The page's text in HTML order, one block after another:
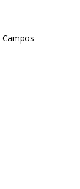
Campos